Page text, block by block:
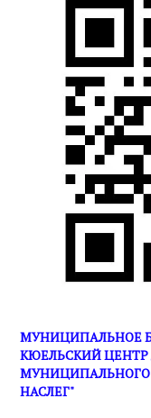
МУНИЦИПАЛЬНОЕ
КЮЕЛЬСКИЙ ЦЕНТР
МУНИЦИПАЛЬНОГО
НАСЛЕГ"